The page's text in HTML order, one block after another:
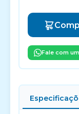
Fale com